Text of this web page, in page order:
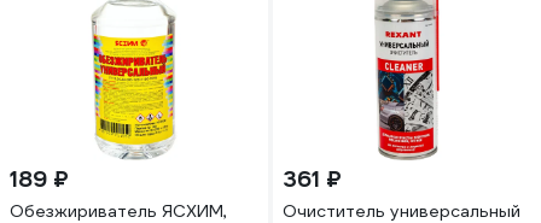
189 ₽
Обезжириватель ЯСХИМ,
361 ₽
Очиститель универсальный